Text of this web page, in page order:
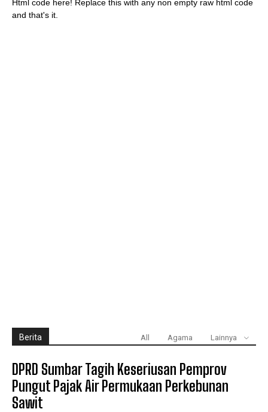
Html code here! Replace this with any non empty raw html code
and that's it.
Berita All Agama Lainnya
DPRD Sumbar Tagih Keseriusan Pemprov
Pungut Pajak Air Permukaan Perkebunan
Sawit